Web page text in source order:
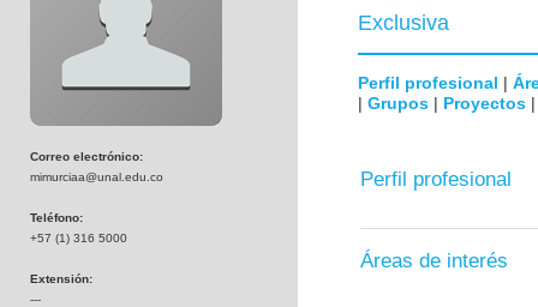
Correo electrónico:
mimurciaa@unal.edu.co
Teléfono:
+57 (1) 316 5000
Extensión:
---
Exclusiva
Perfil profesional |
| Grupos | Proyectos
Perfil profesional
Áreas de interés